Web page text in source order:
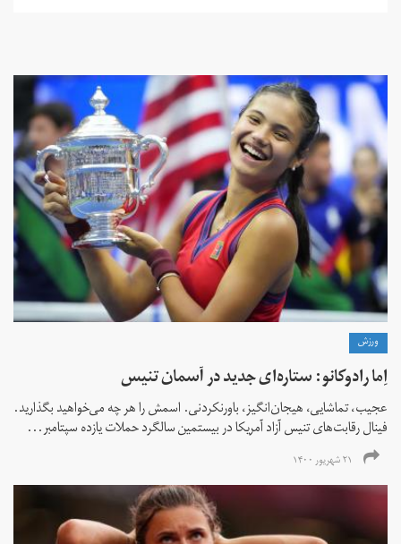
ورزش
اِما رادوکانو: ستاره‌ای جدید در آسمان تنیس
عجیب، تماشایی، هیجان‌انگیز، باورنکردنی. اسمش را هر چه می‌خواهید بگذارید.
فینال رقابت‌های تنیس آزاد آمریکا در بیستمین سالگرد حملات یازده سپتامبر...
۲۱ شهریور ۱۴۰۰